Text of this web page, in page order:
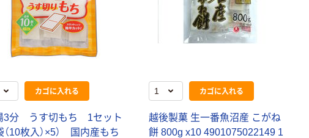
カゴに入れる
3分 うす切もち 1セット
（10枚入）×5） 国内産もち
カゴに入れる
越後製菓 生一番魚沼産 こがね
餅 800g x10 4901075022149 1